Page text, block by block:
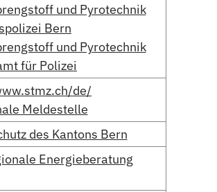
und Pyrotechnik
Bern
und Pyrotechnik
für Polizei
de/
Meldestelle
des Kantons Bern
Energieberatung